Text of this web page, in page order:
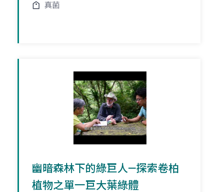
真菌
幽暗森林下的綠巨人—探索卷柏
植物之單一巨大葉綠體